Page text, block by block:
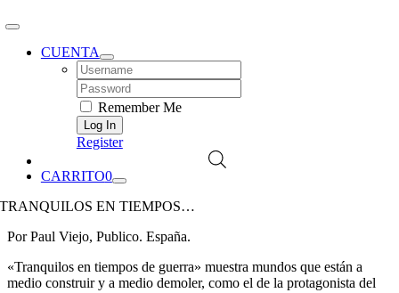
CUENTA
Username:
Password:
Remember Me
Register
CARRITO0
TRANQUILOS EN TIEMPOS…
Por Paul Viejo, Publico. España.
«Tranquilos en tiempos de guerra» muestra mundos que están a
medio construir y a medio demoler, como el de la protagonista del